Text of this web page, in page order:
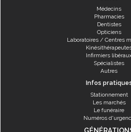
Médecins
Pharmacies
Dentistes
Opticiens
Laboratoires / Centres
Infirmiers
Spécialistes
Autres
Infos
Stationnement
Les marchés
Le funéraire
Numéros